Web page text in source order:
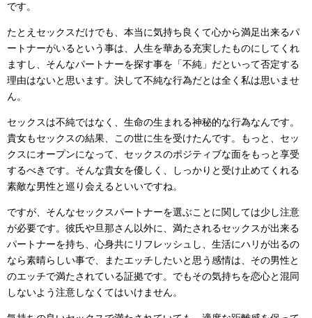
です。
たとえセックスだけでも、本当に気持ち良くて心から満足出来るパ
ートナーがいるという事は、人生を華ある充実したものにしてくれ
ますし、そんなパートナーを探す事を「不純」だといって否定する
理由はないと思います。決して不純な行為だとは全く私は思いませ
ん。
セックスは不純ではなく、生命の生まれる神秘的な行為なんです。
貴女もセックスの結果、この世に生を受けたんです。もっと、セッ
クスにオープンになって、セックスのポジティブな面をもっと享受
するべきです。そんな貴女を優しく、しっかりと受け止めてくれる
素敵な男性と巡り会えるといいですね。
ですが、そんなセックスパートナーを選ぶことに関しては少し注意
が必要です。彼氏や旦那さん以外に、満たされるセックスが出来る
パートナーを持ち、心身共にリフレッシュし、生活にハリが出るの
なら素晴らしい事で、またエッチしたいと思う感情は、その男性と
のエッチで満たされている証拠です。でもその気持ちを恋心と混同
しないよう注意しなくてはいけません。